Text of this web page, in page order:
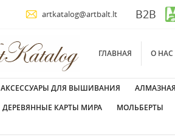
artkatalog@artbalt.lt B2B
ГЛАВНАЯ О НАС
АКСЕССУАРЫ ДЛЯ ВЫШИВАНИЯ
ДЕРЕВЯННЫЕ КАРТЫ МИРА
МОЛЬБЕРТЫ